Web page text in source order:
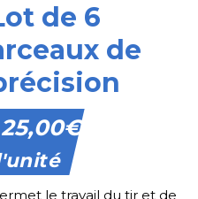
de 6
de
25,00€
le travail du tir et de